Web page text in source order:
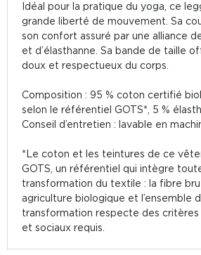
Idéal pour la pratique du yoga, ce
grande liberté de mouvement. Sa
son confort assuré par une alliance
et d’élasthanne. Sa bande de taille
doux et respectueux du corps.
Composition : 95 % coton certifié
selon le référentiel GOTS*, 5 %
Conseil d’entretien : lavable en
*Le coton et les teintures de ce
GOTS, un référentiel qui intègre
transformation du textile : la fibre
agriculture biologique et l’ensemble
transformation respecte des critères
et sociaux requis.